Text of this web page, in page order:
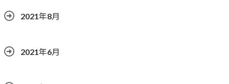
2021年8月
2021年6月